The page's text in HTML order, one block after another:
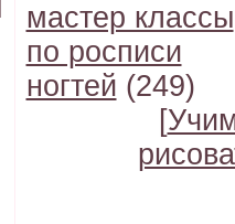
мастер классы
по росписи
ногтей (249)
[